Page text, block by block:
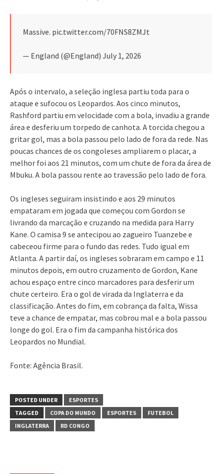
Massive. pic.twitter.com/70FNS8ZMJt
— England (@England) July 1, 2026
Após o intervalo, a seleção inglesa partiu toda para o
ataque e sufocou os Leopardos. Aos cinco minutos,
Rashford partiu em velocidade com a bola, invadiu a grande
área e desferiu um torpedo de canhota. A torcida chegou a
gritar gol, mas a bola passou pelo lado de fora da rede. Nas
poucas chances de os congoleses ampliarem o placar, a
melhor foi aos 21 minutos, com um chute de fora da área de
Mbuku. A bola passou rente ao travessão pelo lado de fora.
Os ingleses seguiram insistindo e aos 29 minutos
empataram em jogada que começou com Gordon se
livrando da marcação e cruzando na medida para Harry
Kane. O camisa 9 se antecipou ao zagueiro Tuanzebe e
cabeceou firme para o fundo das redes. Tudo igual em
Atlanta. A partir daí, os ingleses sobraram em campo e 11
minutos depois, em outro cruzamento de Gordon, Kane
achou espaço entre cinco marcadores para desferir um
chute certeiro. Era o gol de virada da Inglaterra e da
classificação. Antes do fim, em cobrança da falta, Wissa
teve a chance de empatar, mas cobrou mal e a bola passou
longe do gol. Era o fim da campanha histórica dos
Leopardos no Mundial.
Fonte: Agência Brasil.
POSTED UNDER
ESPORTES
TAGGED
COPA DO MUNDO ESPORTES
FUTEBOL
INGLATERRA
RD CONGO